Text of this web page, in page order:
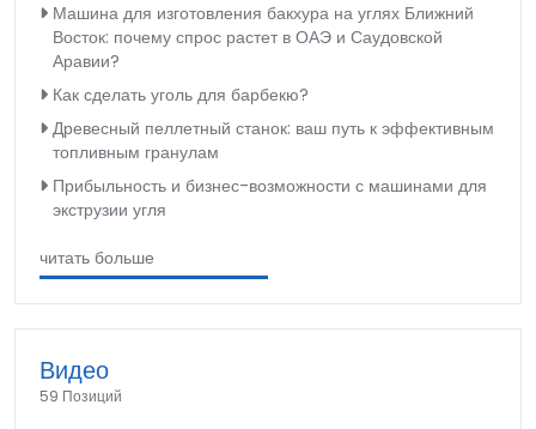
Машина для изготовления бакхура на углях Ближний
Восток: почему спрос растет в ОАЭ и Саудовской
Аравии?
Как сделать уголь для барбекю?
Древесный пеллетный станок: ваш путь к эффективным
топливным гранулам
Прибыльность и бизнес-возможности с машинами для
экструзии угля
читать больше
Видео
59 Позиций